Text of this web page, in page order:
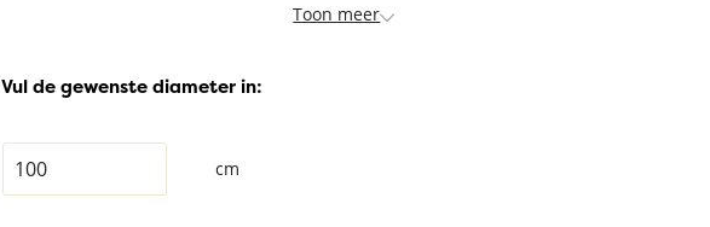
Toon meer
Vul de gewenste diameter in:
cm